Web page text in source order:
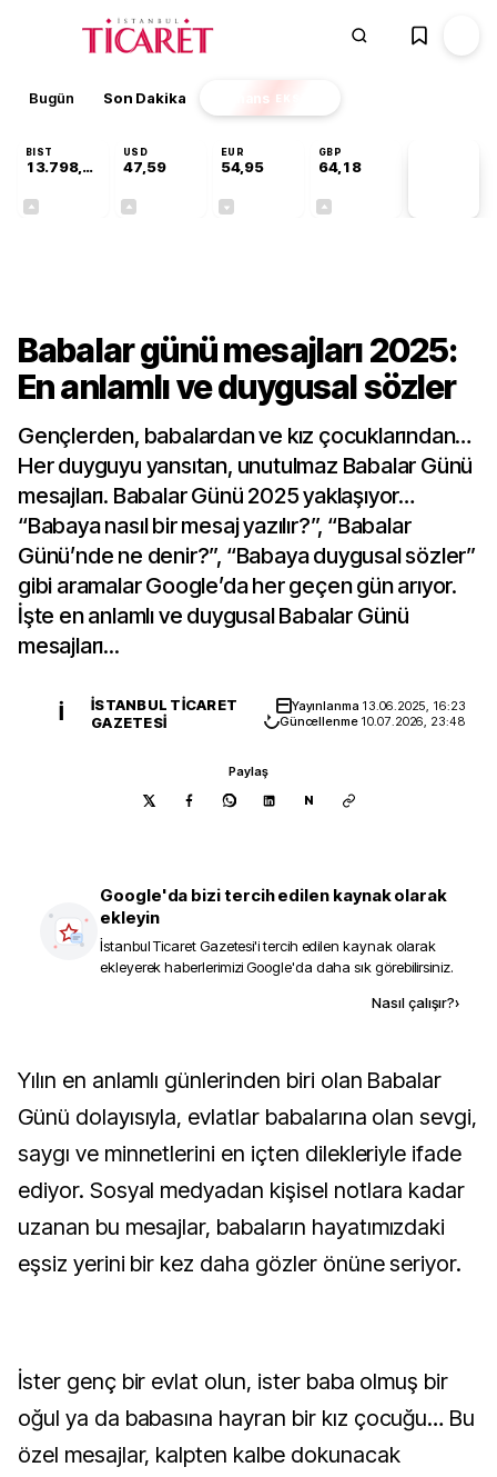
Bugün Son Dakika Finans EKSTRA
BIST
13.798,82
USD
47,59
EUR
54,95
GBP
64,18
Babalar günü mesajları 2025:
En anlamlı ve duygusal sözler
Gençlerden, babalardan ve kız çocuklarından…
Her duyguyu yansıtan, unutulmaz Babalar Günü
mesajları. Babalar Günü 2025 yaklaşıyor…
“Babaya nasıl bir mesaj yazılır?”, “Babalar
Günü’nde ne denir?”, “Babaya duygusal sözler”
gibi aramalar Google’da her geçen gün arıyor.
İşte en anlamlı ve duygusal Babalar Günü
mesajları...
İ
İSTANBUL TICARET
GAZETESI
Yayınlanma 13.06.2025, 16:23
Güncellenme 10.07.2026, 23:48
Paylaş
N
Google'da bizi tercih edilen kaynak olarak
ekleyin
İstanbul Ticaret Gazetesi'i tercih edilen kaynak olarak
ekleyerek haberlerimizi Google'da daha sık görebilirsiniz.
Nasıl çalışır?›
Yılın en anlamlı günlerinden biri olan Babalar
Günü dolayısıyla, evlatlar babalarına olan sevgi,
saygı ve minnetlerini en içten dilekleriyle ifade
ediyor. Sosyal medyadan kişisel notlara kadar
uzanan bu mesajlar, babaların hayatımızdaki
eşsiz yerini bir kez daha gözler önüne seriyor.
İster genç bir evlat olun, ister baba olmuş bir
oğul ya da babasına hayran bir kız çocuğu… Bu
özel mesajlar, kalpten kalbe dokunacak